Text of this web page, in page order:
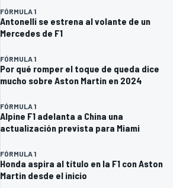
FÓRMULA 1
Antonelli se estrena al volante de un
Mercedes de F1
FÓRMULA 1
Por qué romper el toque de queda dice
mucho sobre Aston Martin en 2024
FÓRMULA 1
Alpine F1 adelanta a China una
actualización prevista para Miami
FÓRMULA 1
Honda aspira al título en la F1 con Aston
Martin desde el inicio